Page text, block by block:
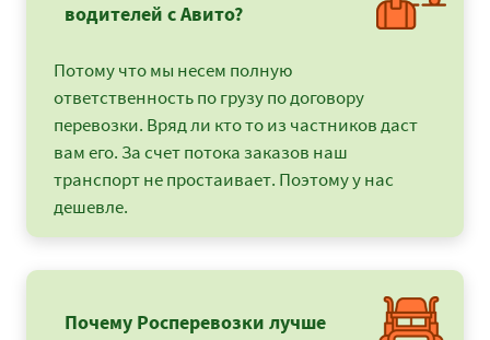
водителей с Авито?
Потому что мы несем полную
ответственность по грузу по договору
перевозки. Вряд ли кто то из частников даст
вам его. За счет потока заказов наш
транспорт не простаивает. Поэтому у нас
дешевле.
Почему Росперевозки лучше